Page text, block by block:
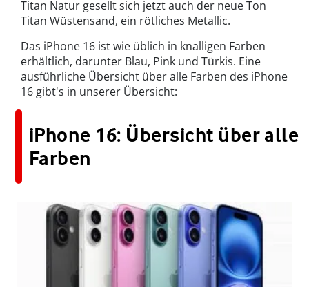
Titan Natur gesellt sich jetzt auch der neue Ton
Titan Wüstensand, ein rötliches Metallic.
Das iPhone 16 ist wie üblich in knalligen Farben
erhältlich, darunter Blau, Pink und Türkis. Eine
ausführliche Übersicht über alle Farben des iPhone
16 gibt's in unserer Übersicht:
iPhone 16: Übersicht über alle
Farben